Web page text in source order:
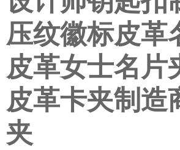
压纹徽标皮革
皮革女士名片
皮革卡夹制造
夹